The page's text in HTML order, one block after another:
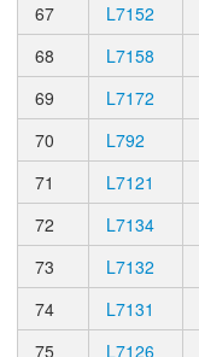
67 L7152
68
L7158
69
L7172
70
L792
71
L7121
72
L7134
73
L7132
74
L7131
75
L7126